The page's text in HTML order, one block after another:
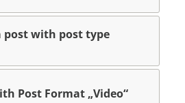
post with post type
Post Format „Video“